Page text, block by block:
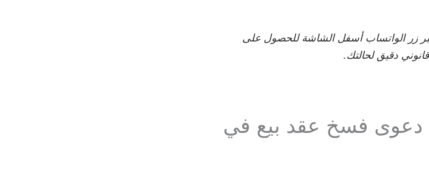
زر الواتساب أسفل الشاشة للحصول على
دقيق لحالتك.
دعوى فسخ عقد بيع في